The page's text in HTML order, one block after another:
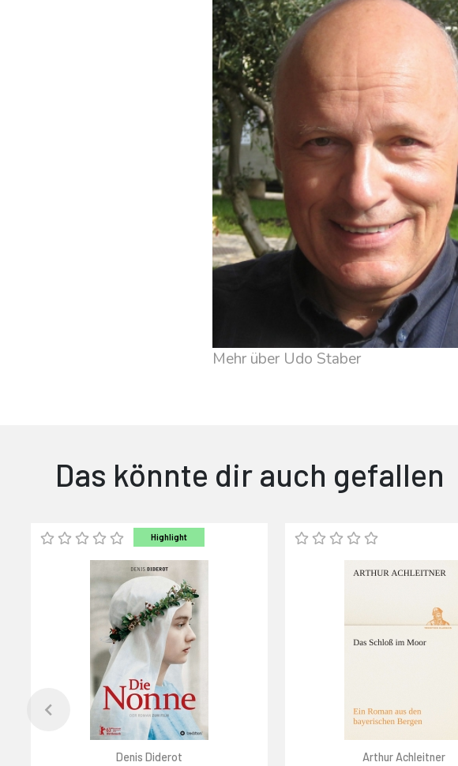
Mehr über Udo Staber
Das könnte dir auch gefallen
Highlight
Denis Diderot Arthur Achleitner